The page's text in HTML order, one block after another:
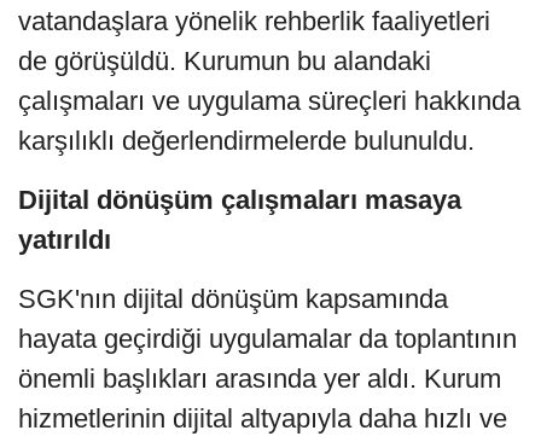
vatandaşlara yönelik rehberlik faaliyetleri
de görüşüldü. Kurumun bu alandaki
çalışmaları ve uygulama süreçleri hakkında
karşılıklı değerlendirmelerde bulunuldu.
Dijital dönüşüm çalışmaları masaya
yatırıldı
SGK'nın dijital dönüşüm kapsamında
hayata geçirdiği uygulamalar da toplantının
önemli başlıkları arasında yer aldı. Kurum
hizmetlerinin dijital altyapıyla daha hızlı ve